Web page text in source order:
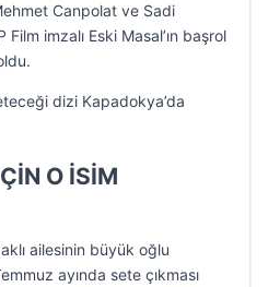
Mehmet Canpolat ve Sadi
imzalı Eski Masal’ın başrol
dizi Kapadokya’da
O İSİM
ailesinin büyük oğlu
ayında sete çıkması